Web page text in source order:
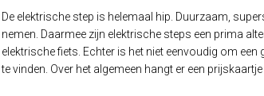
De elektrische step is helemaal hip. Duurzaam,
nemen. Daarmee zijn elektrische steps een prima
elektrische fiets. Echter is het niet eenvoudig om
te vinden. Over het algemeen hangt er een